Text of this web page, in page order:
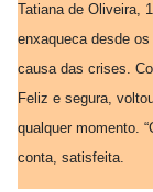
Tatiana de Oliveira,
enxaqueca desde
causa das crises.
Feliz e segura,
qualquer momento.
conta, satisfeita.